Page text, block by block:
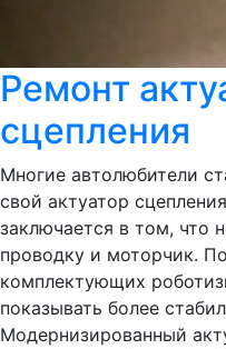
Ремонт
сцепления
Многие автолюбители
свой актуатор
заключается в том, что
проводку и моторчик.
комплектующих
показывать более
Модернизированный